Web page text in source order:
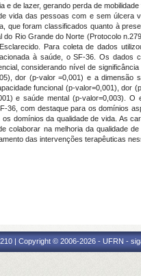
de lazer, gerando perda de
das pessoas com e sem úlcera
que foram classificados quanto à
Rio Grande do Norte (Protocolo
Para coleta de dados
à saúde, o SF-36. Os dados
considerando nível de
dor (p-valor =0,001) e a
funcional (p-valor=0,001), dor
e saúde mental (p-valor=0,003).
com destaque para os domínios
domínios da qualidade de vida. As
colaborar na melhoria da qualidade
das intervenções terapêuticas
| Copyright © 2006-2026 - UFRN -